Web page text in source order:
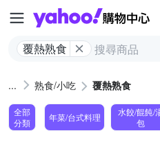
覆熱熟食
熟食/小吃 覆熱熟食
全部
分類
年菜/台式料理
水餃/餛飩/
包